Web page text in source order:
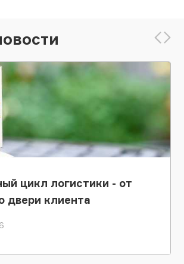
цикл логистики - от
двери клиента